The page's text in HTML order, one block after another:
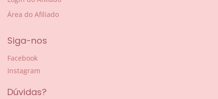
Área do Afiliado
Siga-nos
Facebook
Instagram
Dúvidas?